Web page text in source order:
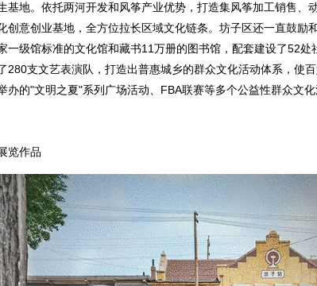
基地。依托两河开发和风筝产业优势，打造集风筝加工销售、
创意创业基地，全方位拉长区域文化链条。坊子区还一直鼓励
一级馆标准的文化馆和藏书11万册的图书馆，配套建设了52处
280支文艺表演队，打造出普惠城乡的群众文化活动体系，使
办的"文明之夏"系列广场活动、FBA联赛等多个公益性群众文
览作品